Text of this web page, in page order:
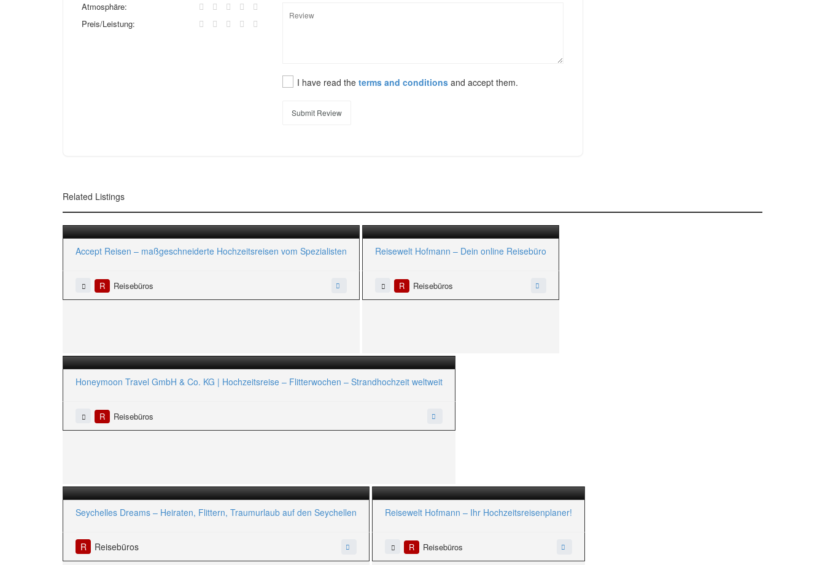
Atmosphäre:
Preis/Leistung:
I have read theterms and conditionsand accept them.
Submit Review
Related Listings
Accept Reisen – maßgeschneiderte Hochzeitsreisen vom Spezialisten
R Reisebüros
Reisewelt Hofmann – Dein online Reisebüro
R Reisebüros
Honeymoon Travel GmbH & Co. KG | Hochzeitsreise – Flitterwochen – Strandhochzeit weltweit
R Reisebüros
Seychelles Dreams – Heiraten, Flittern, Traumurlaub auf den Seychellen
R Reisebüros
Reisewelt Hofmann – Ihr Hochzeitsreisenplaner!
R Reisebüros